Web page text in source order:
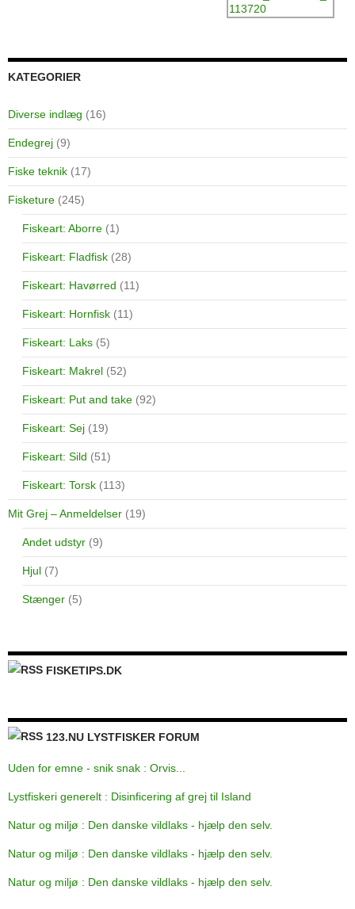
KATEGORIER
Diverse indlæg (16)
Endegrej (9)
Fiske teknik (17)
Fisketure (245)
Fiskeart: Aborre (1)
Fiskeart: Fladfisk (28)
Fiskeart: Havørred (11)
Fiskeart: Hornfisk (11)
Fiskeart: Laks (5)
Fiskeart: Makrel (52)
Fiskeart: Put and take (92)
Fiskeart: Sej (19)
Fiskeart: Sild (51)
Fiskeart: Torsk (113)
Mit Grej – Anmeldelser (19)
Andet udstyr (9)
Hjul (7)
Stænger (5)
FISKETIPS.DK
123.NU LYSTFISKER FORUM
Uden for emne - snik snak : Orvis...
Lystfiskeri generelt : Disinficering af grej til Island
Natur og miljø : Den danske vildlaks - hjælp den selv.
Natur og miljø : Den danske vildlaks - hjælp den selv.
Natur og miljø : Den danske vildlaks - hjælp den selv.